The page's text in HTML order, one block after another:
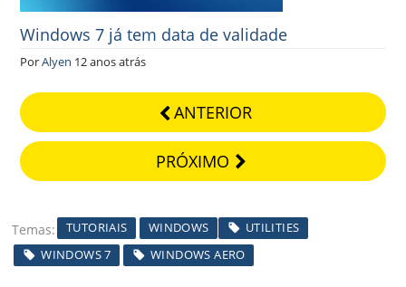
Windows 7 já tem data de validade
PorAlyen 12 anos atrás
ANTERIOR
PRÓXIMO
Temas TUTORIAIS WINDOWS
UTILITIES
WINDOWS 7
WINDOWS AERO